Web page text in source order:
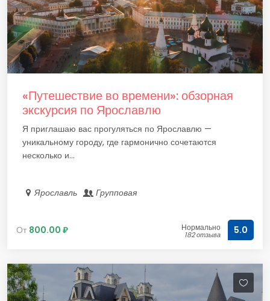
«Путешествие во времени»: обзорная
экскурсия по Ярославлю
Я приглашаю вас прогуляться по Ярославлю —
уникальному городу, где гармонично сочетаются
несколько и...
Ярославль Групповая
От 800.00 ₽ Нормально
182 отзыва 5.0